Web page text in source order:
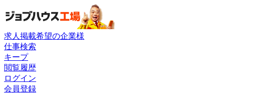
求人掲載希望の企業様
仕事検索
キープ
閲覧履歴
ログイン
会員登録